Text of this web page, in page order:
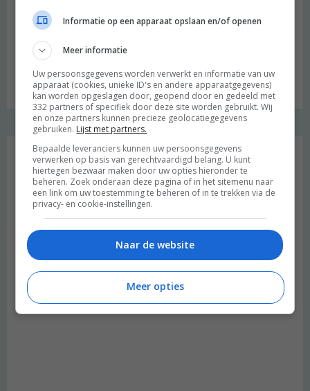
Budget recept: Linzensoep met kokosmelk
Instagram Merel
Informatie op een apparaat opslaan en/of openen
Meer informatie
Uw persoonsgegevens worden verwerkt en informatie van uw
apparaat (cookies, unieke ID's en andere apparaatgegevens)
kan worden opgeslagen door, geopend door en gedeeld met
332 partners of specifiek door deze site worden gebruikt. Wij
en onze partners kunnen precieze geolocatiegegevens
gebruiken. Lijst met partners.
Bepaalde leveranciers kunnen uw persoonsgegevens
verwerken op basis van gerechtvaardigd belang. U kunt
hiertegen bezwaar maken door uw opties hieronder te
beheren. Zoek onderaan deze pagina of in het sitemenu naar
een link om uw toestemming te beheren of in te trekken via de
privacy- en cookie-instellingen.
Naar de website
Meer opties